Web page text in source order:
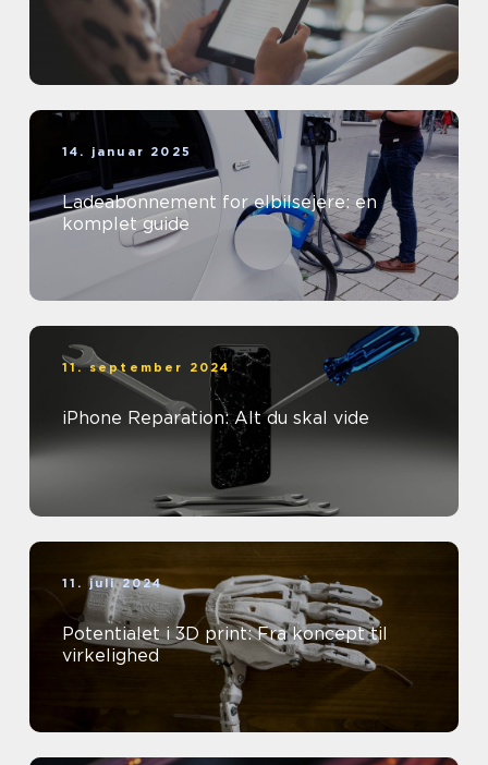
14. januar 2025
Ladeabonnement for elbilsejere: en
komplet guide
11. september 2024
iPhone Reparation: Alt du skal vide
11. juli 2024
Potentialet i 3D print: Fra koncept til
virkelighed